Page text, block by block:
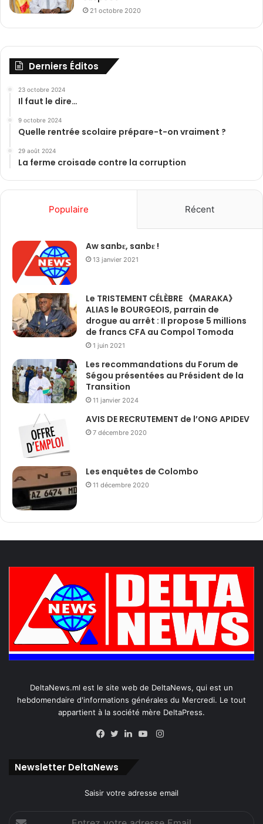
21 octobre 2020
Derniers Éditos
23 octobre 2024
Il faut le dire…
9 octobre 2024
Quelle rentrée scolaire prépare-t-on vraiment ?
29 août 2024
La ferme croisade contre la corruption
Populaire Récent
Aw sanbɛ, sanbɛ !
13 janvier 2021
Le TRISTEMENT CÉLÈBRE 《MARAKA》
ALIAS le BOURGEOIS, parrain de
drogue au arrêt : Il propose 5 millions
de francs CFA au Compol Tomoda
1 juin 2021
Les recommandations du Forum de
Ségou présentées au Président de la
Transition
11 janvier 2024
AVIS DE RECRUTEMENT de l’ONG APIDEV
7 décembre 2020
Les enquêtes de Colombo
11 décembre 2020
DeltaNews.ml est le site web de DeltaNews, qui est un
hebdomendaire d'informations générales du Mercredi. Le tout
appartient à la société mère DeltaPress.
Instagram
Newsletter DeltaNews
Saisir votre adresse email